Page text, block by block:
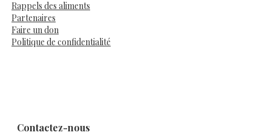
Rappels des aliments
Partenaires
Faire un don
Politique de confidentialité
Contactez-nous